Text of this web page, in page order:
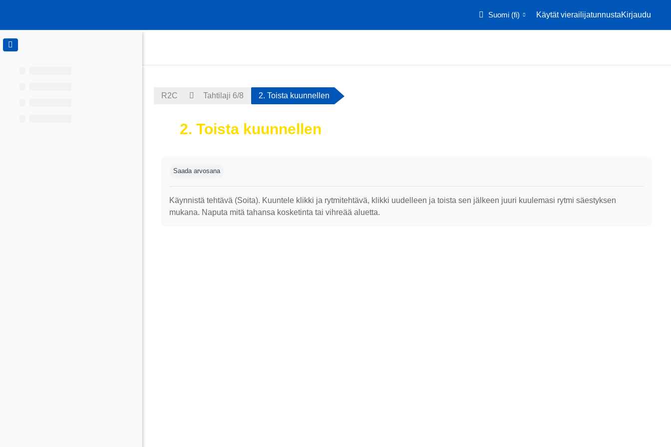
Suomi ‎(fi)‎ Käytät vierailijatunnustaKirjaudu
R2C Tahtilaji 6/8 2. Toista kuunnellen
2. Toista kuunnellen
Saada arvosana
Käynnistä tehtävä (Soita). Kuuntele klikki ja rytmitehtävä, klikki uudelleen ja toista sen jälkeen juuri kuulemasi rytmi säestyksen
mukana. Naputa mitä tahansa kosketinta tai vihreää aluetta.